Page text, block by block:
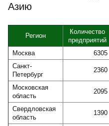
Азию
Регион
Количество
предприятий
Москва
6305
Санкт-
Петербург
2360
Московская
область
2095
Свердловская
область
1390